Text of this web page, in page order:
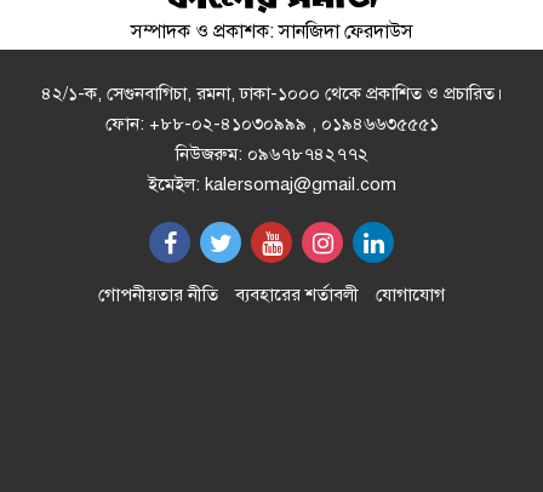
বাকৃবিতে বিএসভিইআরের ৩২তম
যুবদল নেতাকে হত্যা করে লাশ গুমের
চেষ্টা, থানায় মামলা
লামা-আলীকদমে চাকা ব্লাস্ট হয়ে
মাতামুহুরি পরিবহনের বাস দুর্ঘটনা,গুরুত্ব
সম্পাদক ও প্রকাশক: সানজিদা ফেরদাউস
৪২/১-ক, সেগুনবাগিচা, রমনা, ঢাকা-১০০০ থেকে প্রকাশিত ও প্রচারিত।
ফোন: +৮৮-০২-৪১০৩০৯৯৯ , ০১৯৪৬৬৩৫৫৫১
নিউজরুম: ০৯৬৭৮৭৪২৭৭২
ইমেইল: kalersomaj@gmail.com
গোপনীয়তার নীতি ব্যবহারের শর্তাবলী যোগাযোগ